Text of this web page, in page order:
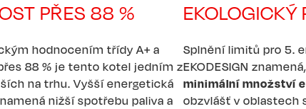
PŘES 88 %
hodnocením třídy A+ a
88 % je tento kotel jedním z
na trhu. Vyšší energetická
nižší spotřebu paliva a
EKOLOGICKÝ
Splnění limitů pro 5.
EKODESIGN
minimální množství
obzvlášť v oblastech